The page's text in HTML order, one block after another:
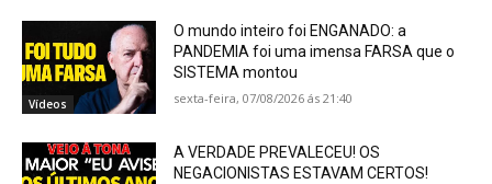
Vídeos
O mundo inteiro foi ENGANADO: a
PANDEMIA foi uma imensa FARSA que o
SISTEMA montou
sexta-feira, 07/08/2026 ás 21:40
A VERDADE PREVALECEU! OS
NEGACIONISTAS ESTAVAM CERTOS!